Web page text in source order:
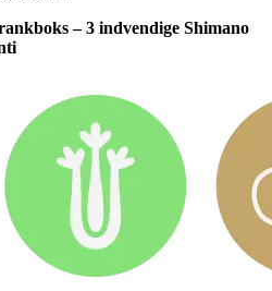
– 3 indvendige Shimano